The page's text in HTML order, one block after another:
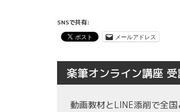
SNSで共有:
メールアドレス
楽筆オンライン講座
動画教材とLINE添削で全